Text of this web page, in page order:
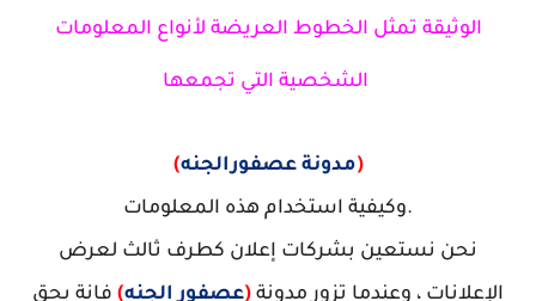
الوثيقة تمثل الخطوط العريضة لأنواع المعلومات
(مدونة عصفورالجنه)
وكيفية استخدام هذه المعلومات.
نحن نستعين بشركات إعلان كطرف ثالث لعرض
الإعلانات ، وعندما تزور مدونة (عصفور الجنه) فانة يحق